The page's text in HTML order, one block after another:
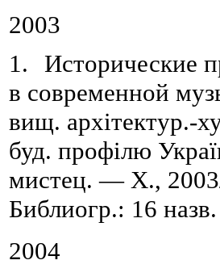
2003
1.
Исторические
в современной
вищ. архітектур.-
буд. профілю
мистец. — Х.,
Библиогр.: 16 назв.
2004